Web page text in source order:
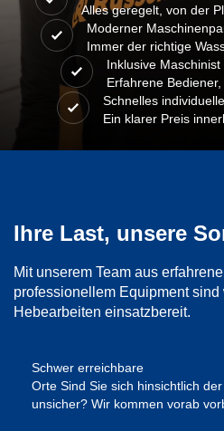
Alles geregelt, von der
Moderner
Immer der richtige
Inklusive Maschinist
Erfahrene
Schnelles
Ein klarer Preis
Ihre Last, unsere
Mit unserem Team aus
professionellem Equipment sind
Hebearbeiten einsatzbereit.
Schwer erreichbare
Orte Sind Sie sich hinsichtlich
unsicher? Wir kommen vorab